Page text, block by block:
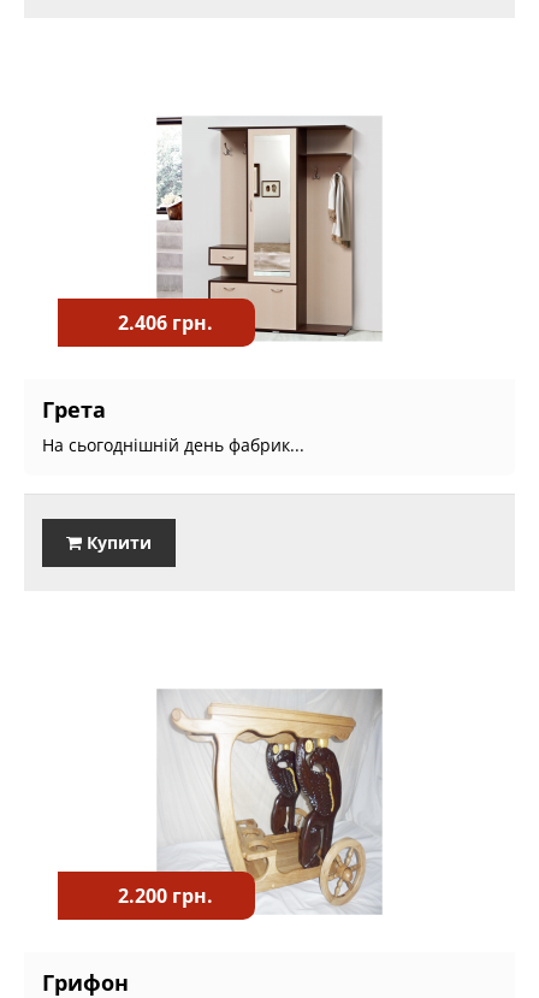
2.406 грн.
Грета
На сьогоднішній день фабрик...
Купити
2.200 грн.
Грифон